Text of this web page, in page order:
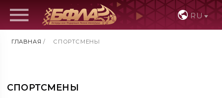
RU
ГЛАВНАЯ / СПОРТСМЕНЫ
СПОРТСМЕНЫ